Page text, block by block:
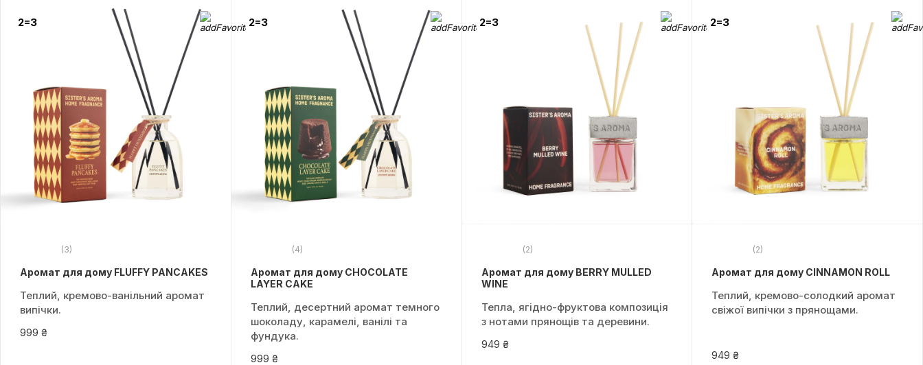
2=3
(3)
Аромат для дому FLUFFY PANCAKES
Теплий, кремово-ванільний аромат
випічки.
999 ₴
2=3
(4)
Аромат для дому CHOCOLATE
LAYER CAKE
Теплий, десертний аромат темного
шоколаду, карамелі, ванілі та
фундука.
999 ₴
2=3
(2)
Аромат для дому BERRY MULLED
WINE
Тепла, ягідно-фруктова композиція
з нотами прянощів та деревини.
949 ₴
2=3
(2)
Аромат для дому CINNAMON ROLL
Теплий, кремово-солодкий аромат
свіжої випічки з прянощами.
949 ₴